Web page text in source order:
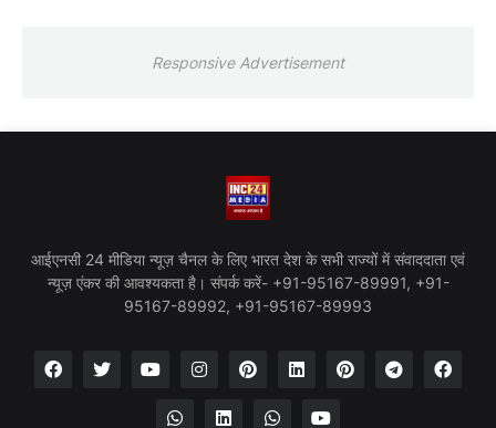
Responsive Advertisement
आईएनसी 24 मीडिया न्यूज़ चैनल के लिए भारत देश के सभी राज्यों में संवाददाता एवं
न्यूज़ एंकर की आवश्यकता है। संपर्क करें- +91-95167-89991, +91-
95167-89992, +91-95167-89993